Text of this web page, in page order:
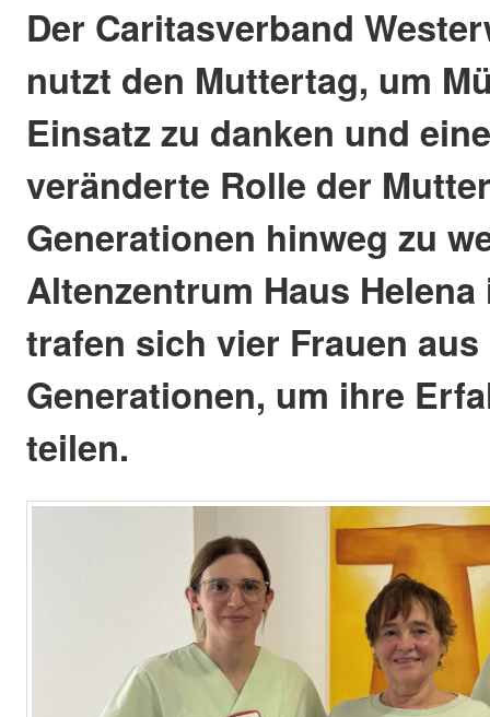
Der Caritasverband
nutzt den Muttertag, um
Einsatz zu danken und
veränderte Rolle der
Generationen hinweg zu
Altenzentrum Haus
trafen sich vier Frauen
Generationen, um ihre
teilen.